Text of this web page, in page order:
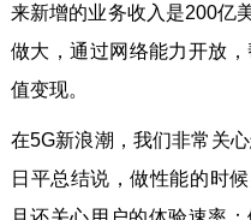
来新增的业务收入是200亿
做大，通过网络能力开放
值变现。
在5G新浪潮，我们非常关
日平总结说，做性能的时